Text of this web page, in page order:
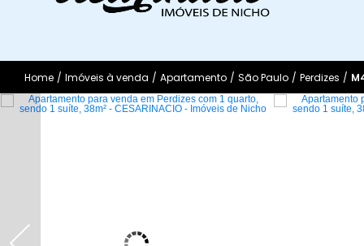
Home / Imóveis à venda / Apartamento / São Paulo / Perdizes /